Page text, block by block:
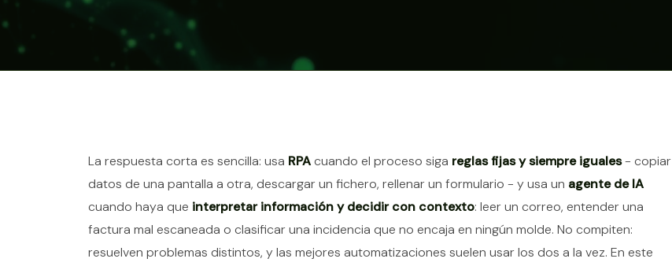
Contenido del artículo
La respuesta corta es sencilla: usa RPA cuando el proceso siga reglas fijas y siempre iguales- copiar
datos de una pantalla a otra, descargar un fichero, rellenar un formulario - y usa un agente de IA
cuando haya que interpretar información y decidir con contexto: leer un correo, entender una
factura mal escaneada o clasificar una incidencia que no encaja en ningún molde. No compiten:
resuelven problemas distintos, y las mejores automatizaciones suelen usar los dos a la vez. En este